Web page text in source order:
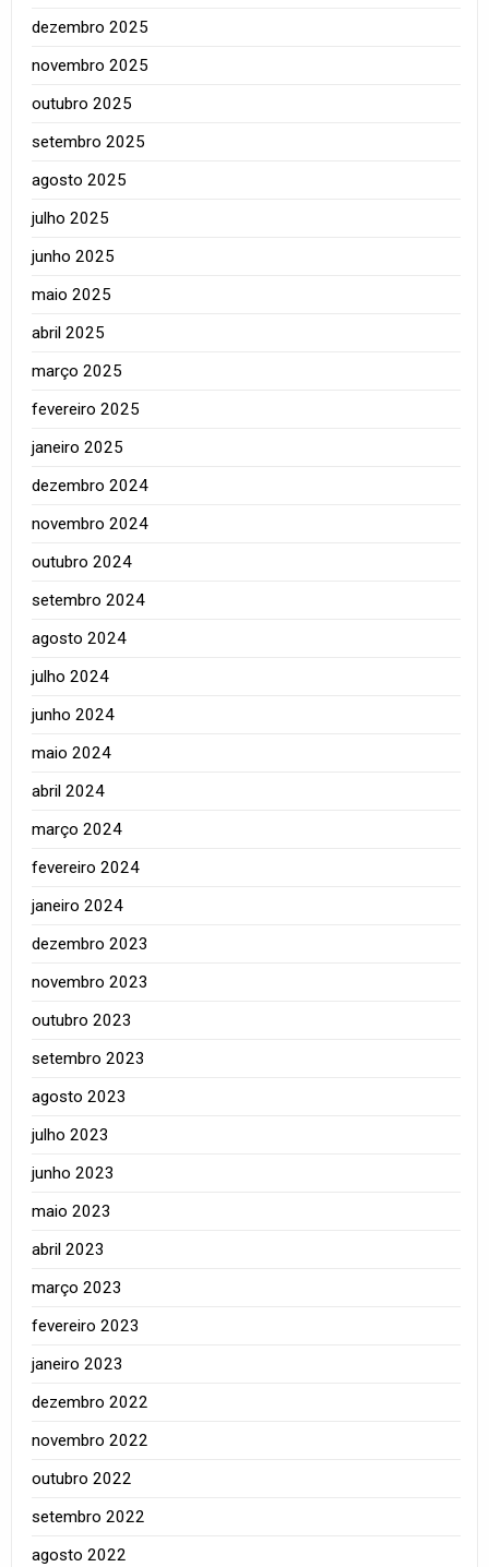
dezembro 2025
novembro 2025
outubro 2025
setembro 2025
agosto 2025
julho 2025
junho 2025
maio 2025
abril 2025
março 2025
fevereiro 2025
janeiro 2025
dezembro 2024
novembro 2024
outubro 2024
setembro 2024
agosto 2024
julho 2024
junho 2024
maio 2024
abril 2024
março 2024
fevereiro 2024
janeiro 2024
dezembro 2023
novembro 2023
outubro 2023
setembro 2023
agosto 2023
julho 2023
junho 2023
maio 2023
abril 2023
março 2023
fevereiro 2023
janeiro 2023
dezembro 2022
novembro 2022
outubro 2022
setembro 2022
agosto 2022